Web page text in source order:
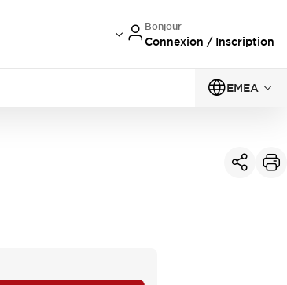
Bonjour
Connexion / Inscription
EMEA